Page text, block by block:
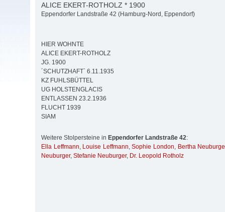
ALICE EKERT-ROTHOLZ * 1900
Eppendorfer Landstraße 42 (Hamburg-Nord, Eppendorf)
HIER WOHNTE
ALICE EKERT-ROTHOLZ
JG. 1900
´SCHUTZHAFT` 6.11.1935
KZ FUHLSBÜTTEL
UG HOLSTENGLACIS
ENTLASSEN 23.2.1936
FLUCHT 1939
SIAM
Weitere Stolpersteine in Eppendorfer Landstraße 42:
Ella Leffmann, Louise Leffmann,Sophie London, Bertha
Neuburger, Stefanie Neuburger, Dr. Leopold Rotholz